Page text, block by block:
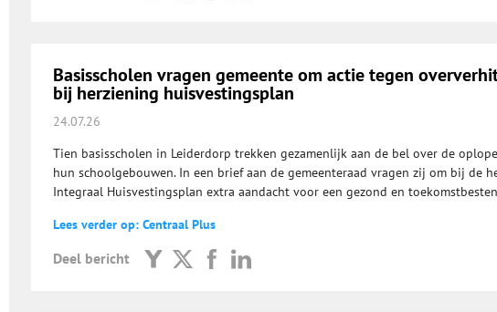
Basisscholen vragen gemeente om actie tegen
bij herziening huisvestingsplan
24.07.26
Tien basisscholen in Leiderdorp trekken gezamenlijk aan de bel over de
hun schoolgebouwen. In een brief aan de gemeenteraad vragen zij om bij de
Integraal Huisvestingsplan extra aandacht voor een gezond en
Lees verder op: Centraal Plus
Deel bericht